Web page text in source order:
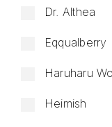
Dr. Althea
Eqqualberry
Haruharu
Heimish